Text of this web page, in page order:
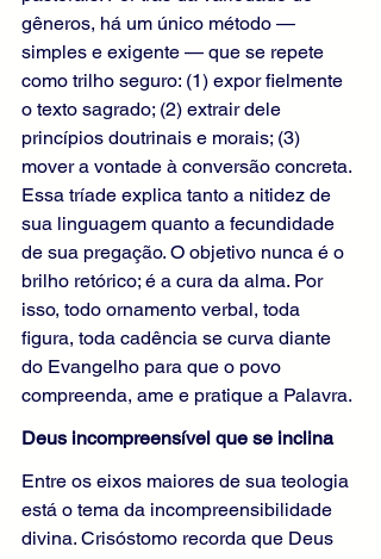
gêneros, há um único método —
simples e exigente — que se repete
como trilho seguro: (1) expor fielmente
o texto sagrado; (2) extrair dele
princípios doutrinais e morais; (3)
mover a vontade à conversão concreta.
Essa tríade explica tanto a nitidez de
sua linguagem quanto a fecundidade
de sua pregação. O objetivo nunca é o
brilho retórico; é a cura da alma. Por
isso, todo ornamento verbal, toda
figura, toda cadência se curva diante
do Evangelho para que o povo
compreenda, ame e pratique a Palavra.
Deus incompreensível que se inclina
Entre os eixos maiores de sua teologia
está o tema da incompreensibilidade
divina. Crisóstomo recorda que Deus